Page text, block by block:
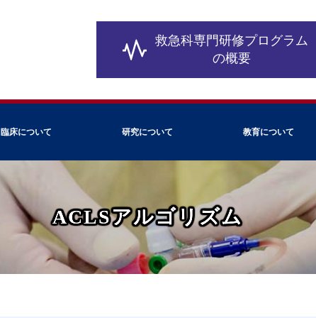
救急科専門研修プログラム
の概要
臨床について 研究について 教育について
ACLSアルゴリズム